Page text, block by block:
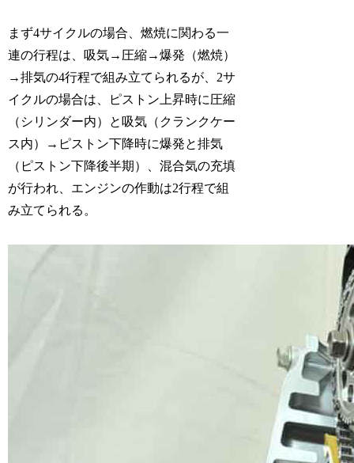
まず4サイクルの場合、燃焼に関わる一
連の行程は、吸気→圧縮→爆発（燃焼）
→排気の4行程で組み立てられるが、2サ
イクルの場合は、ピストン上昇時に圧縮
（シリンダー内）と吸気（クランクケー
ス内）→ピストン下降時に爆発と排気
（ピストン下降後半期）、混合気の充填
が行われ、エンジンの作動は2行程で組
み立てられる。